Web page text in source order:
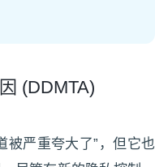
(DDMTA)
被严重夸大了”，但它也